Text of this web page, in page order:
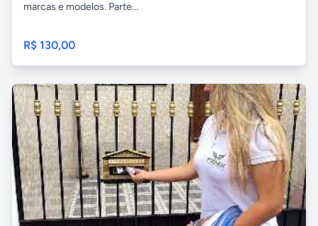
marcas e modelos. Parte...
R$ 130,00